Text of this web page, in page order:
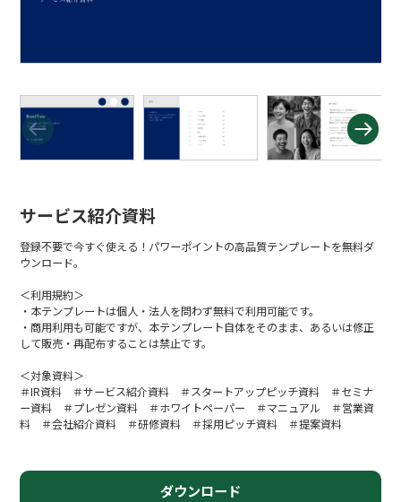
サービス紹介資料
登録不要で今すぐ使える！パワーポイントの高品質テンプレートを無料ダ
ウンロード。
＜利用規約＞
・本テンプレートは個人・法人を問わず無料で利用可能です。
・商用利用も可能ですが、本テンプレート自体をそのまま、あるいは修正
して販売・再配布することは禁止です。
＜対象資料＞
＃IR資料 ＃サービス紹介資料 ＃スタートアップピッチ資料 ＃セミナ
ー資料 ＃プレゼン資料 ＃ホワイトペーパー ＃マニュアル ＃営業資
料 ＃会社紹介資料 ＃研修資料 ＃採用ピッチ資料 ＃提案資料
ダウンロード